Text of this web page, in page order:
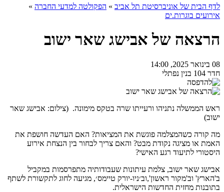
לדף הבית של אוניברסיטת תל אביב » הפקולטה למדעי החברה »
אירועים בוגרות.ים
הרצאה של אבישג שאר ישוב
08 בינואר 2025, 14:00
חדר 104 בנין נפתלי
ראש הממשלה נתניהו ורעייתו שרה בטקס מימונה. (צילום: אבישג שאר
ישוב)
מה קורה כשהמצלמה פוגשת את המציאות? האם העדשה חושפת את
האמת או מציגה נקודת מבט? והאם צריך לבחור בין הנצחת אירוע
היסטורי לתיעוד רגע האישי?
אבישג שאר ישוב, צלמת עיתונות שעבודותיה מתפרסמות במקביל
ב'הארץ' וב'מקור ראשון',וב׳ניו-יורק טיימס׳, מגיעה לחוג לתקשורת לשתף
בתובנות מחזית החדשות הישראלית.